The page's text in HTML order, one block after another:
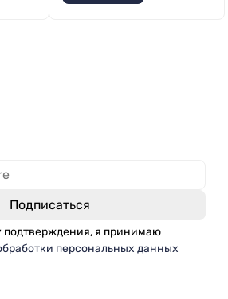
я принимаю
персональных данных